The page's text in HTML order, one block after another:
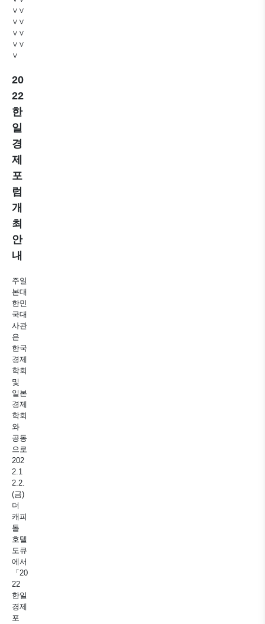
∨∨
∨∨
∨∨
∨∨
∨
20
22
한
일
경
제
포
럼
개
최
안
내
주일
본대
한민
국대
사관
은
한국
경제
학회
및
일본
경제
학회
와
공동
으로
202
2.1
2.2.
(금)
더
캐피
톨
호텔
도큐
에서
「20
22
한일
경제
포